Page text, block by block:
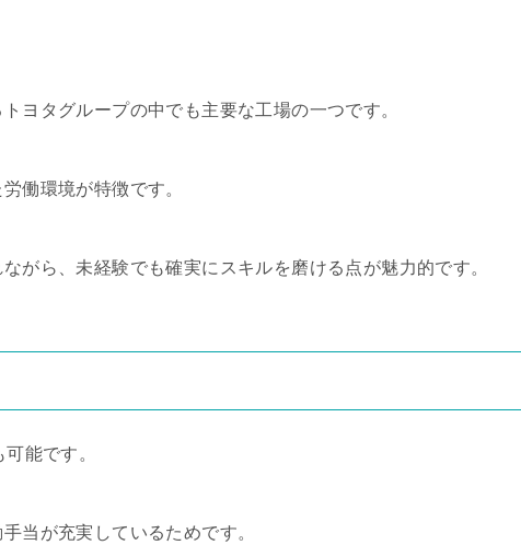
ヨタグループの中でも主要な工場の一つです。
働環境が特徴です。
がら、未経験でも確実にスキルを磨ける点が魅力的です。
能です。
当が充実しているためです。